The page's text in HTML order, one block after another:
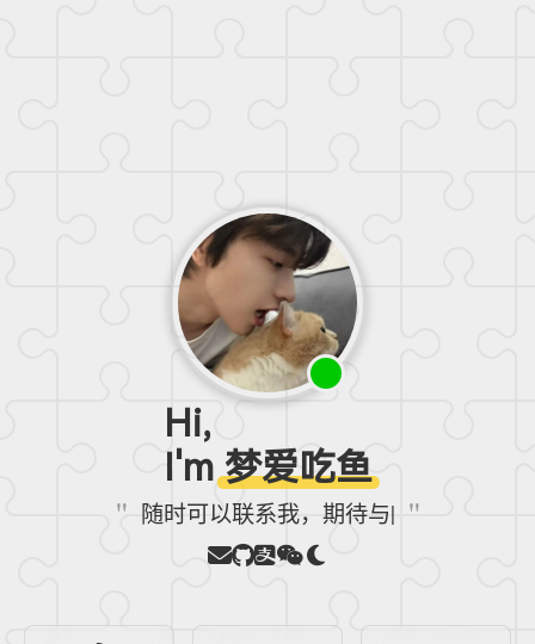
Hi,
I'm梦爱吃鱼
随时可以联系我，期待与你